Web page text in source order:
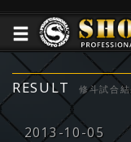
RESULT 修斗試合結
2013-10-05